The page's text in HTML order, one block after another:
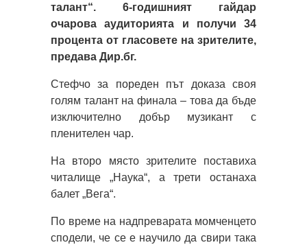
талант“. 6-годишният гайдар
очарова аудиторията и получи 34
процента от гласовете на зрителите,
предава Дир.бг.
Стефчо за пореден път доказа своя
голям талант на финала – това да бъде
изключително добър музикант с
пленителен чар.
На второ място зрителите поставиха
читалище „Наука“, а трети останаха
балет „Вега“.
По време на надпреварата момченцето
сподели, че се е научило да свири така